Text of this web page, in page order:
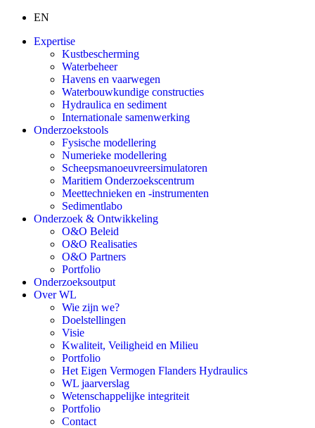
EN
Expertise
Kustbescherming
Waterbeheer
Havens en vaarwegen
Waterbouwkundige constructies
Hydraulica en sediment
Internationale samenwerking
Onderzoekstools
Fysische modellering
Numerieke modellering
Scheepsmanoeuvreersimulatoren
Maritiem Onderzoekscentrum
Meettechnieken en -instrumenten
Sedimentlabo
Onderzoek & Ontwikkeling
O&O Beleid
O&O Realisaties
O&O Partners
Portfolio
Onderzoeksoutput
Over WL
Wie zijn we?
Doelstellingen
Visie
Kwaliteit, Veiligheid en Milieu
Portfolio
Het Eigen Vermogen Flanders Hydraulics
WL jaarverslag
Wetenschappelijke integriteit
Portfolio
Contact